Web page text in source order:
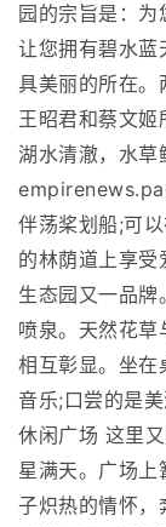
园的宗旨是：为
让您拥有碧水蓝
具美丽的所在。
王昭君和蔡文姬
湖水清澈，水
伴荡桨划船;可
的林荫道上享
生态园又一品牌
喷泉。天然花
相互彰显。坐在
音乐;口尝的是
休闲广场 这里
星满天。广场上
子炽热的情怀，